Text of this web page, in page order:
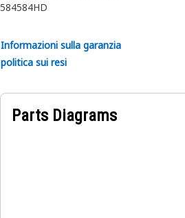
584584HD
Informazioni sulla garanzia
politica sui resi
Parts Diagrams